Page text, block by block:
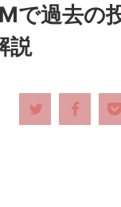
で過去の
説